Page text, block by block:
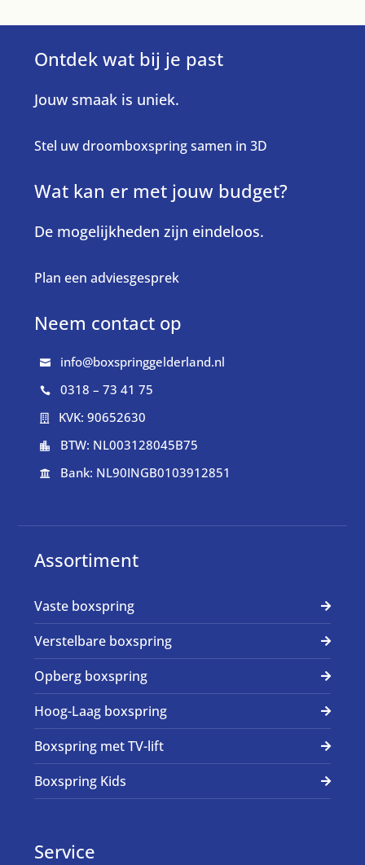
Ontdek wat bij je past
Jouw smaak is uniek.
Stel uw droomboxspring samen in 3D
Wat kan er met jouw budget?
De mogelijkheden zijn eindeloos.
Plan een adviesgesprek
Neem contact op
 info@boxspringgelderland.nl
 0318 – 73 41 75
 KVK: 90652630
 BTW: NL003128045B75
 Bank: NL90INGB0103912851
Assortiment
Vaste boxspring
Verstelbare boxspring
Opberg boxspring
Hoog-Laag boxspring
Boxspring met TV-lift
Boxspring Kids
Service